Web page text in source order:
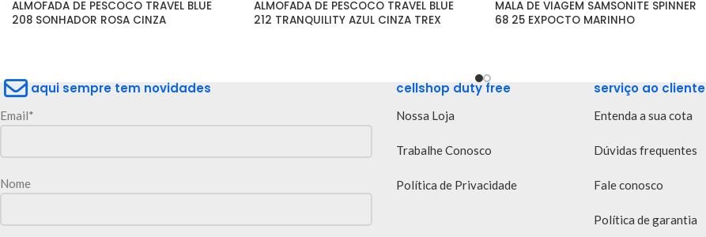
ALMOFADA DE PESCOCO TRAVEL BLUE
208 SONHADOR ROSA CINZA
ALMOFADA DE PESCOCO TRAVEL BLUE
212 TRANQUILITY AZUL CINZA TREX
MALA DE VIAGEM SAMSONITE SPINNER
68 25 EXPOCTO MARINHO
aqui sempre tem novidades
Email*
Nome
cellshop duty free
Nossa Loja
Trabalhe Conosco
Política de Privacidade
serviço ao cliente
Entenda a sua cota
Dúvidas frequentes
Fale conosco
Política de garantia